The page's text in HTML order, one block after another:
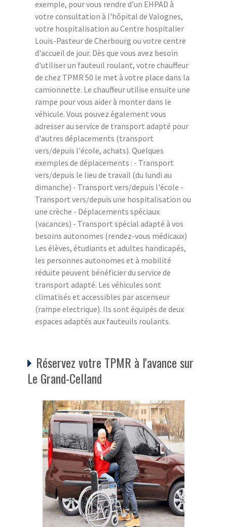
exemple, pour vous rendre d'un EHPAD à
votre consultation à l'hôpital de Valognes,
votre hospitalisation au Centre hospitalier
Louis-Pasteur de Cherbourg ou votre centre
d'accueil de jour. Dès que vous avez besoin
d'utiliser un fauteuil roulant, votre chauffeur
de chez TPMR 50 le met à votre place dans la
camionnette. Le chauffeur utilise ensuite une
rampe pour vous aider à monter dans le
véhicule. Vous pouvez également vous
adresser au service de transport adapté pour
d'autres déplacements (transport
vers/depuis l'école, achats). Quelques
exemples de déplacements : - Transport
vers/depuis le lieu de travail (du lundi au
dimanche) - Transport vers/depuis l'école -
Transport vers/depuis une hospitalisation ou
une crèche - Déplacements spéciaux
(vacances) - Transport spécial adapté à vos
besoins autonomes (rendez-vous médicaux)
Les élèves, étudiants et adultes handicapés,
les personnes autonomes et à mobilité
réduite peuvent bénéficier du service de
transport adapté. Les véhicules sont
climatisés et accessibles par ascenseur
(rampe electrique). Ils sont équipés de deux
espaces adaptés aux fauteuils roulants.
Réservez votre TPMR à l'avance sur
Le Grand-Celland